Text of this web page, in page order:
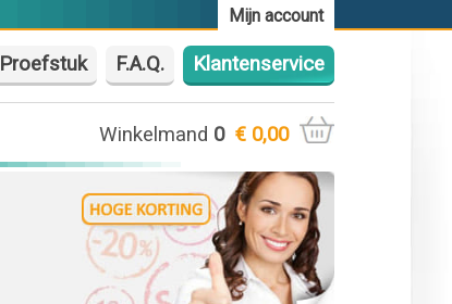
Mijn account
Proefstuk F.A.Q. Klantenservice
Winkelmand 0 € 0,00